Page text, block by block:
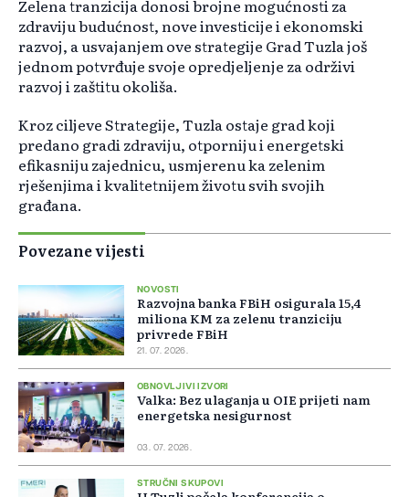
Zelena tranzicija donosi brojne mogućnosti za
zdraviju budućnost, nove investicije i ekonomski
razvoj, a usvajanjem ove strategije Grad Tuzla još
jednom potvrđuje svoje opredjeljenje za održivi
razvoj i zaštitu okoliša.
Kroz ciljeve Strategije, Tuzla ostaje grad koji
predano gradi zdraviju, otporniju i energetski
efikasniju zajednicu, usmjerenu ka zelenim
rješenjima i kvalitetnijem životu svih svojih
građana.
Povezane vijesti
NOVOSTI
Razvojna banka FBiH osigurala 15,4
miliona KM za zelenu tranziciju
privrede FBiH
21. 07. 2026.
OBNOVLJIVI IZVORI
Valka: Bez ulaganja u OIE prijeti nam
energetska nesigurnost
03. 07. 2026.
STRUČNI SKUPOVI